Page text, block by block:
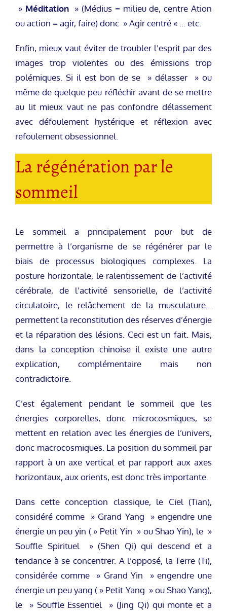
» Méditation» (Médius = milieu de, centre Ation
ou action = agir, faire) donc » Agir centré « … etc.
Enfin, mieux vaut éviter de troubler l’esprit par des
images trop violentes ou des émissions trop
polémiques. Si il est bon de se » délasser » ou
même de quelque peu réfléchir avant de se mettre
au lit mieux vaut ne pas confondre délassement
avec défoulement hystérique et réflexion avec
refoulement obsessionnel.
La régénération par le
sommeil
Le sommeil a principalement pour but de
permettre à l’organisme de se régénérer par le
biais de processus biologiques complexes. La
posture horizontale, le ralentissement de l’activité
cérébrale, de l’activité sensorielle, de l’activité
circulatoire, le relâchement de la musculature…
permettent la reconstitution des réserves d’énergie
et la réparation des lésions. Ceci est un fait. Mais,
dans la conception chinoise il existe une autre
explication, complémentaire mais non
contradictoire.
C’est également pendant le sommeil que les
énergies corporelles, donc microcosmiques, se
mettent en relation avec les énergies de l’univers,
donc macrocosmiques. La position du sommeil par
rapport à un axe vertical et par rapport aux axes
horizontaux, aux orients, est donc très importante.
Dans cette conception classique, le Ciel (Tian),
considéré comme » Grand Yang » engendre une
énergie un peu yin ( » Petit Yin » ou Shao Yin), le »
Souffle Spirituel » (Shen Qi) qui descend et a
tendance à se concentrer. A l’opposé, la Terre (Ti),
considérée comme » Grand Yin » engendre une
énergie un peu yang ( » Petit Yang » ou Shao Yang),
le » Souffle Essentiel » (Jing Qi) qui monte et a